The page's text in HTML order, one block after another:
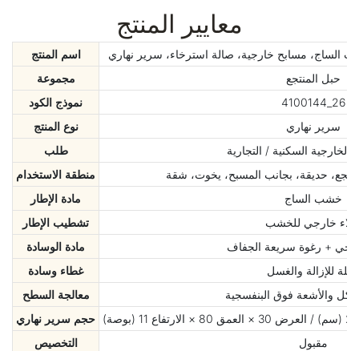
معايير المنتج
اسم المنتج
الساج، مسابح خارجية، صالة استرخاء، سرير نهاري
مجموعة
حبل المنتجع
نموذج الكود
4100144_26
نوع المنتج
سرير نهاري
طلب
الخارجية السكنية / التجارية
منطقة الاستخدام
حديقة، بجانب المسبح، يخوت، شقة
مادة الإطار
خشب الساج
تشطيب الإطار
خارجي للخشب
مادة الوسادة
+ رغوة سريعة الجفاف
غطاء وسادة
قابلة للإزالة والغسل
معالجة السطح
والأشعة فوق البنفسجية
حجم سرير نهاري
التخصيص
مقبول